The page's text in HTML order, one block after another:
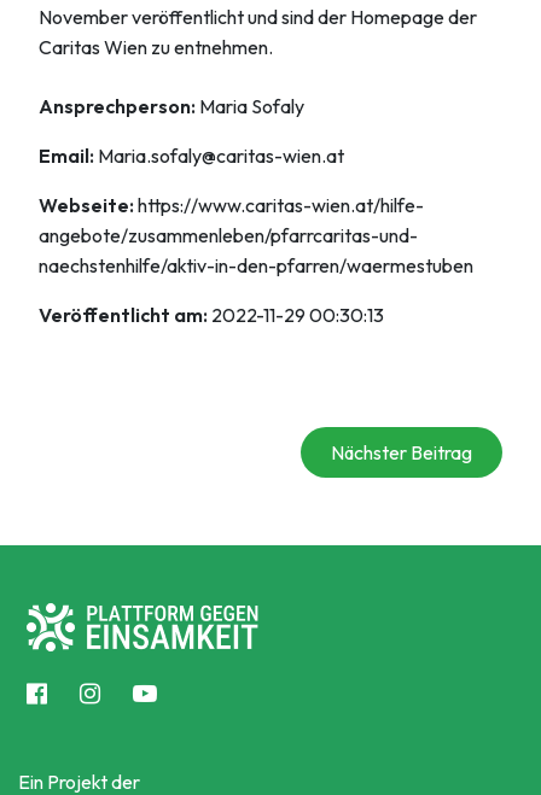
November veröffentlicht und sind der Homepage der
Caritas Wien zu entnehmen.
Ansprechperson: Maria Sofaly
Email: Maria.sofaly@caritas-wien.at
Webseite:https://www.caritas-wien.at/hilfe-
angebote/zusammenleben/pfarrcaritas-und-
naechstenhilfe/aktiv-in-den-pfarren/waermestuben
Veröffentlicht am: 2022-11-29 00:30:13
Nächster Beitrag
Ein Projekt der